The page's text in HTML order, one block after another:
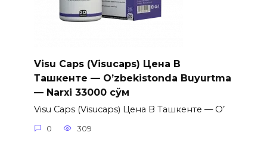
Visu Caps (Visucaps) Цена В
Ташкенте — O’zbekistonda Buyurtma
— Narxi 33000 сўм
Visu Caps (Visucaps) Цена В Ташкенте — O’
0 309